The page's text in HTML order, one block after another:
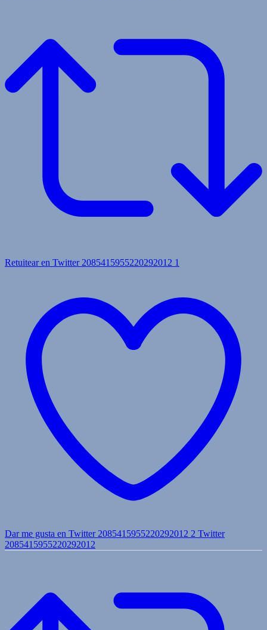
Retuitear en Twitter 2085415955220292012 1
Dar me gusta en Twitter 2085415955220292012 2 Twitter
2085415955220292012